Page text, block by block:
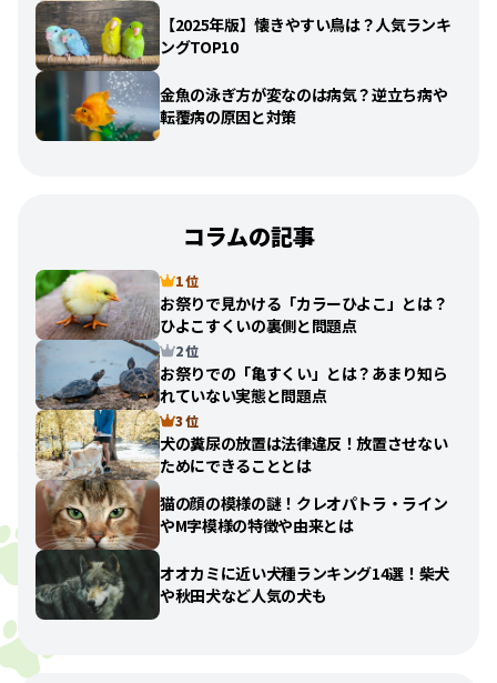
【2025年版】懐きやすい鳥は？人気ランキ
ングTOP10
金魚の泳ぎ方が変なのは病気？逆立ち病や
転覆病の原因と対策
コラムの記事
1 位
お祭りで見かける「カラーひよこ」とは？
ひよこすくいの裏側と問題点
2 位
お祭りでの「亀すくい」とは？あまり知ら
れていない実態と問題点
3 位
犬の糞尿の放置は法律違反！放置させない
ためにできることとは
猫の顔の模様の謎！クレオパトラ・ライン
やM字模様の特徴や由来とは
オオカミに近い犬種ランキング14選！柴犬
や秋田犬など人気の犬も